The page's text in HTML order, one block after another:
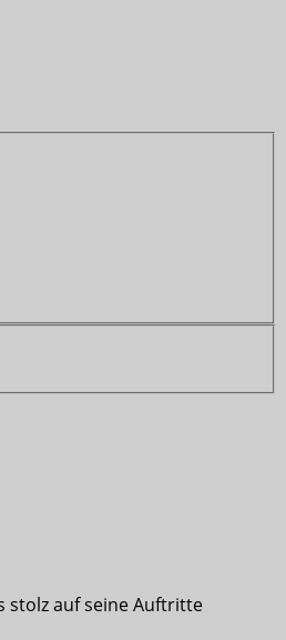
stolz auf seine Auftritte